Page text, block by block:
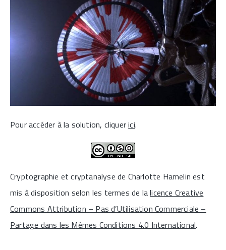
Pour accéder à la solution, cliquerici.
Cryptographie et cryptanalyse de Charlotte Hamelin est
mis à disposition selon les termes de lalicence Creative
Commons Attribution – Pas d’Utilisation Commerciale –
Partage dans les Mêmes Conditions 4.0 International.